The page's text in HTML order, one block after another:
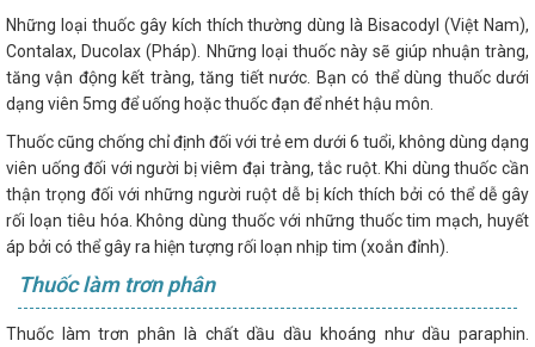
Những loại thuốc gây kích thích thường dùng là Bisacodyl (Việt Nam),
Contalax, Ducolax (Pháp). Những loại thuốc này sẽ giúp nhuận tràng,
tăng vận động kết tràng, tăng tiết nước. Bạn có thể dùng thuốc dưới
dạng viên 5mg để uống hoặc thuốc đạn để nhét hậu môn.
Thuốc cũng chống chỉ định đối với trẻ em dưới 6 tuổi, không dùng dạng
viên uống đối với người bị viêm đại tràng, tắc ruột. Khi dùng thuốc cần
thận trọng đối với những người ruột dễ bị kích thích bởi có thể dễ gây
rối loạn tiêu hóa. Không dùng thuốc với những thuốc tim mạch, huyết
áp bởi có thể gây ra hiện tượng rối loạn nhịp tim (xoắn đỉnh).
Thuốc làm trơn phân
Thuốc làm trơn phân là chất dầu dầu khoáng như dầu paraphin.